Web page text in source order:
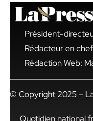
Président-
Rédacteur en
Rédaction Web:
© Copyright 2025 –
Quotidien national